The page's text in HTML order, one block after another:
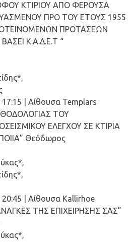
ΚΤΙΡΙΟΥ ΑΠΟ ΦΕΡΟΥΣΑ
ΠΡΟ ΤΟΥ ΕΤΟΥΣ 1955
ΠΡΟΤΑΣΕΩΝ
Κ.Α.Δ.Ε.Τ “
| Αίθουσα Templars
ΤΟΥ
ΕΛΕΓΧΟΥ ΣΕ ΚΤΙΡΙΑ
Θεόδωρος
| Αίθουσα Kallirhoe
ΤΗΣ ΕΠΙΧΕΙΡΗΣΗΣ ΣΑΣ”